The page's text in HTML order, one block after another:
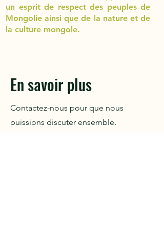
un esprit de respect des peuples de
Mongolie ainsi que de la nature et de
la culture mongole.
En savoir plus
Contactez-nous pour que nous
puissions discuter ensemble.